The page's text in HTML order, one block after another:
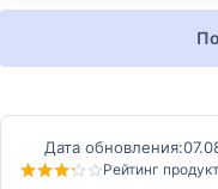
Дата обновления:
Рейтинг